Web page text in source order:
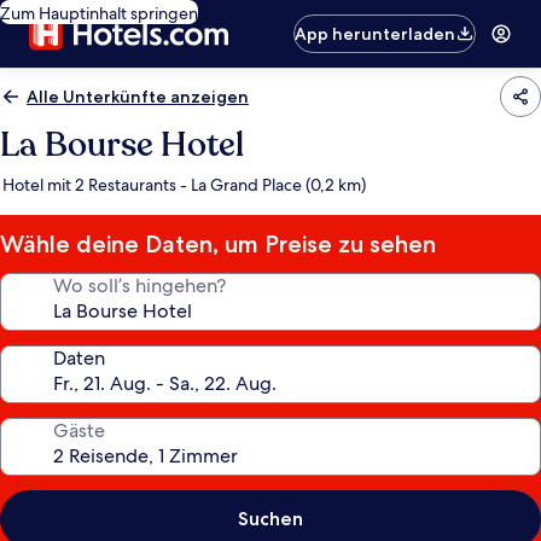
Zum Hauptinhalt springen
App herunterladen
Alle Unterkünfte anzeigen
La Bourse Hotel
Hotel mit 2 Restaurants - La Grand Place (0,2 km)
Wähle deine Daten, um Preise zu sehen
Wo soll’s hingehen?
Daten
Gäste
Suchen